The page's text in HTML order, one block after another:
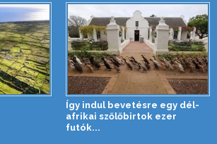
Így indul bevetésre egy dél-
afrikai szőlőbirtok ezer
futók...